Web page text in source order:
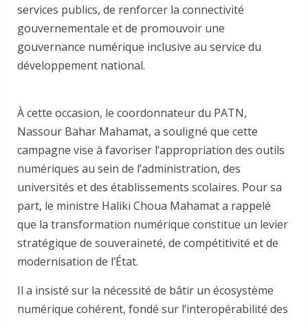
services publics, de renforcer la connectivité
gouvernementale et de promouvoir une
gouvernance numérique inclusive au service du
développement national.
À cette occasion, le coordonnateur du PATN,
Nassour Bahar Mahamat, a souligné que cette
campagne vise à favoriser l’appropriation des outils
numériques au sein de l’administration, des
universités et des établissements scolaires. Pour sa
part, le ministre Haliki Choua Mahamat a rappelé
que la transformation numérique constitue un levier
stratégique de souveraineté, de compétitivité et de
modernisation de l’État.
Il a insisté sur la nécessité de bâtir un écosystème
numérique cohérent, fondé sur l’interopérabilité des